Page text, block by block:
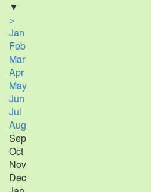
▼
>
Jan
Feb
Mar
Apr
May
Jun
Jul
Aug
Sep
Oct
Nov
Dec